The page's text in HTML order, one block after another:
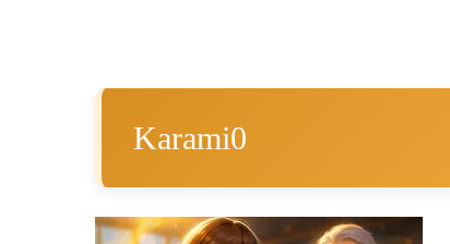
Karami0